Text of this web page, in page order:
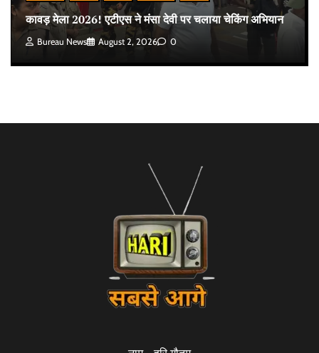
कावड़ मेला 2026! एटीएस ने मंसा देवी पर चलाया चेकिंग अभियान
Bureau News August 2, 2026 0